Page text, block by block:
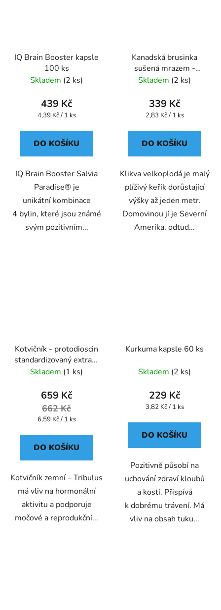
IQ Brain Booster kapsle
100 ks
Skladem (2 ks)
439 Kč
Měrná
4,39 Kč / 1 ks
DO KOŠÍKU
IQ Brain Booster Salvia
Paradise® je
unikátní kombinace
4 bylin, které jsou známé
svým pozitivním...
Kanadská brusinka
sušená mrazem -
lyofilizovaná kapsle 120
Skladem (2 ks)
339 Kč
Měrná
2,83 Kč / 1 ks
DO KOŠÍKU
Klikva velkoplodá je malý
plíživý keřík dorůstající
výšky až jeden metr.
Domovinou jí je Severní
Amerika, odtud...
Kotvičník - protodioscin
standardizovaný extrakt
kapsle 100 ks
Skladem (1 ks)
659 Kč
662 Kč
Měrná
6,59 Kč / 1 ks
DO KOŠÍKU
Kotvičník zemní – Tribulus
má vliv na hormonální
aktivitu a podporuje
močové a reprodukční...
Kurkuma kapsle 60 ks
Skladem (2 ks)
229 Kč
Měrná
3,82 Kč / 1 ks
DO KOŠÍKU
Pozitivně působí na
uchování zdraví kloubů
a kostí. Přispívá
k dobrému trávení. Má
vliv na obsah tuku...